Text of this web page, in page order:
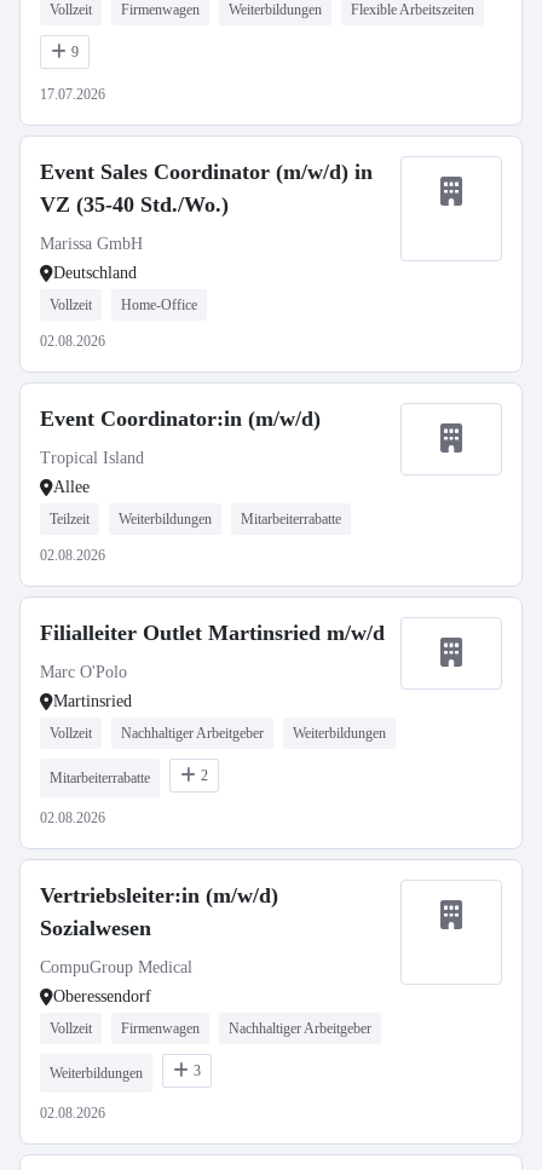
Vollzeit Firmenwagen Weiterbildungen Flexible Arbeitszeiten
9
17.07.2026
Event Sales Coordinator (m/w/d) in
VZ (35-40 Std./Wo.)
Marissa GmbH
Deutschland
Vollzeit Home-Office
02.08.2026
Event Coordinator:in (m/w/d)
Tropical Island
Allee
Teilzeit Weiterbildungen Mitarbeiterrabatte
02.08.2026
Filialleiter Outlet Martinsried m/w/d
Marc O'Polo
Martinsried
Vollzeit Nachhaltiger Arbeitgeber Weiterbildungen
Mitarbeiterrabatte 2
02.08.2026
Vertriebsleiter:in (m/w/d)
Sozialwesen
CompuGroup Medical
Oberessendorf
Vollzeit Firmenwagen Nachhaltiger Arbeitgeber
Weiterbildungen 3
02.08.2026